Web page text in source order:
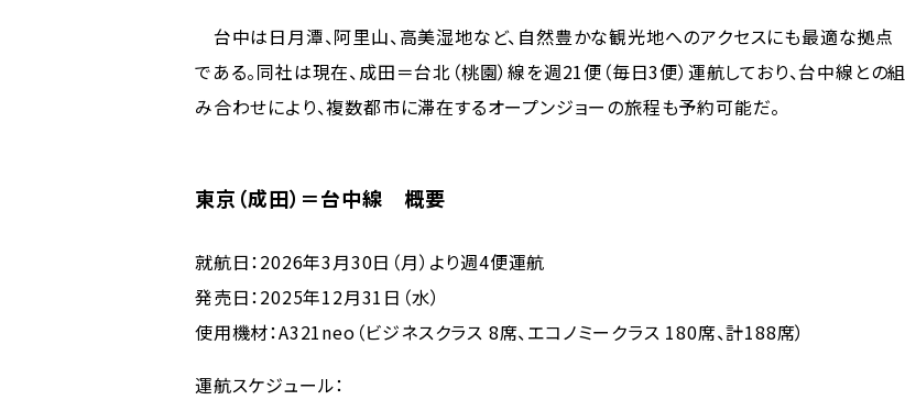
台中は日月潭、阿里山、高美湿地など、自然豊かな観光地へのアクセスにも最適な拠点
である。同社は現在、成田＝台北（桃園）線を週21便（毎日3便）運航しており、台中線との組
み合わせにより、複数都市に滞在するオープンジョーの旅程も予約可能だ。
東京（成田）＝台中線 概要
就航日：2026年3月30日（月）より週4便運航
発売日：2025年12月31日（水）
使用機材：A321neo（ビジネスクラス 8席、エコノミークラス 180席、計188席）
運航スケジュール：